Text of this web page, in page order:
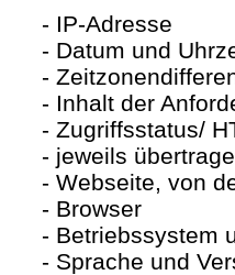
- IP-Adresse
- Datum und
-
- Inhalt der
- Zugriffsstatus/
- jeweils
- Webseite, von
- Browser
- Betriebssystem
- Sprache und